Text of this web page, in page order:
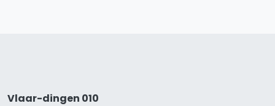
Vlaar-dingen 010